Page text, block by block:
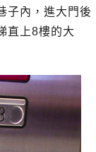
子內，進大門後
直上8樓的大